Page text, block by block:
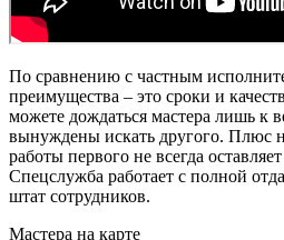
По сравнению с частным
преимущества – это сроки и
можете дождаться мастера лишь к
вынуждены искать другого. Плюс
работы первого не всегда
Спецслужба работает с полной
штат сотрудников.
Мастера на карте